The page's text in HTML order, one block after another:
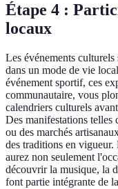
Étape 4 :
locaux
Les événements
dans un mode de vie
événement sportif, ces
communautaire, vous
calendriers culturels
Des manifestations telles
ou des marchés
des traditions en vigueur.
aurez non seulement
découvrir la musique, la
font partie intégrante de